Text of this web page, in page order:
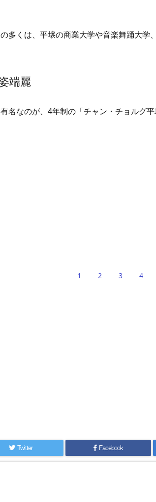
多くは、平壌の商業大学や音楽舞踊大学
端麗
名なのが、4年制の「チャン・チョルグ平
1 2 3 4
Twitter Facebook